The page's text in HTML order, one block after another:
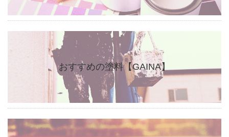
おすすめの塗料【GAINA】